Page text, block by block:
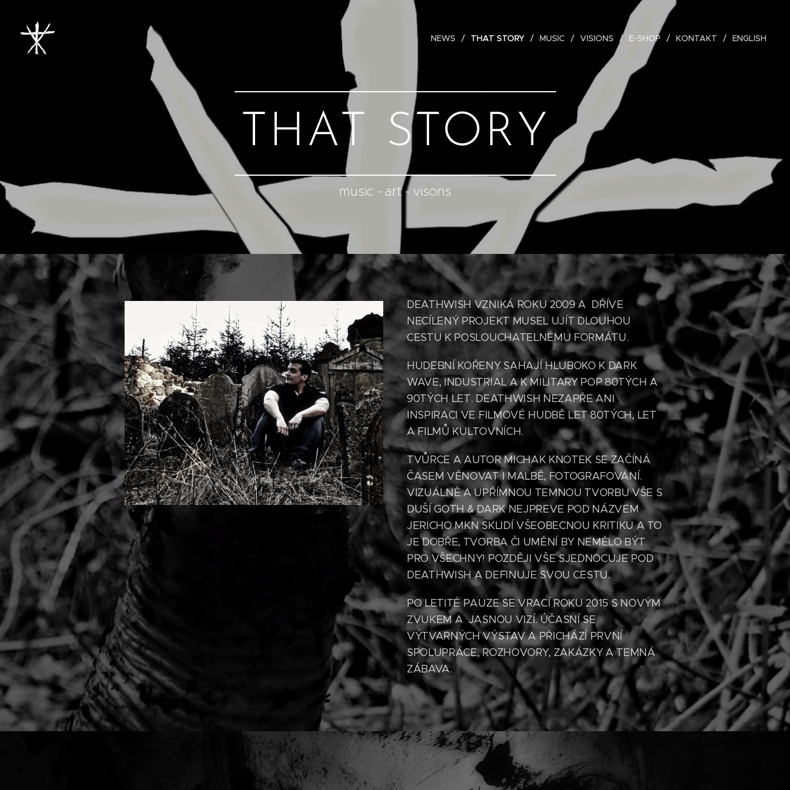
NEWS THAT STORY MUSIC VISIONS E-SHOP KONTAKT ENGLISH
THAT STORY
music - art - visons
DEATHWISH VZNIKÁ ROKU 2009 A DŘÍVE
NECÍLENÝ PROJEKT MUSEL UJÍT DLOUHOU
CESTU K POSLOUCHATELNÉMU FORMÁTU.
HUDEBNÍ KOŘENY SAHAJÍ HLUBOKO K DARK
WAVE, INDUSTRIAL A K MILITARY POP 80TÝCH A
90TÝCH LET. DEATHWISH NEZAPŘE ANI
INSPIRACI VE FILMOVÉ HUDBĚ LET 80TÝCH, LET
A FILMŮ KULTOVNÍCH.
TVŮRCE A AUTOR MICHAK KNOTEK SE ZAČÍNÁ
ČASEM VĚNOVAT I MALBĚ, FOTOGRAFOVÁNÍ.
VIZUÁLNĚ A UPŘÍMNOU TEMNOU TVORBU VŠE S
DUŠÍ GOTH & DARK NEJPREVE POD NÁZVEM
JERICHO MKN SKLIDÍ VŠEOBECNOU KRITIKU A TO
JE DOBŘE, TVORBA ČI UMĚNÍ BY NEMĚLO BÝT
PRO VŠECHNY! POZDĚJI VŠE SJEDNOCUJE POD
DEATHWISH A DEFINUJE SVOU CESTU.
PO LETITÉ PAUZE SE VRACÍ ROKU 2015 S NOVÝM
ZVUKEM A JASNOU VIZÍ. ÚČASNÍ SE
VÝTVARNÝCH VÝSTAV A PŘICHÁZÍ PRVNÍ
SPOLUPRÁCE, ROZHOVORY, ZAKÁZKY A TEMNÁ
ZÁBAVA.